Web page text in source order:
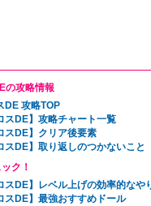
の攻略情報
DE 攻略TOP
スDE】攻略チャート一覧
スDE】クリア後要素
スDE】取り返しのつかないこと
ク！
スDE】レベル上げの効率的なや
スDE】最強おすすめドール